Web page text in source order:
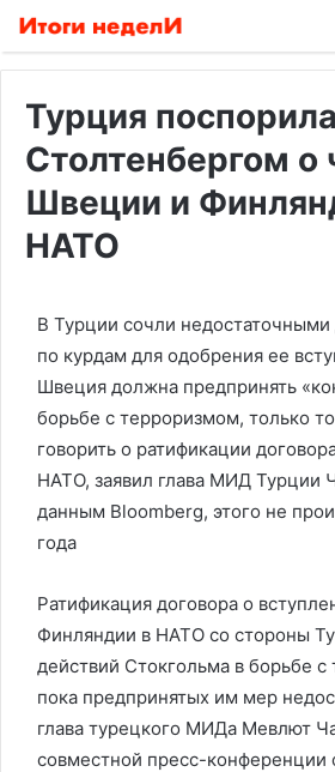
Турция
Столтенбергом о
Швеции и
НАТО
В Турции сочли
по курдам для одобрения ее
Швеция должна предпринять
борьбе с терроризмом, только
говорить о ратификации
НАТО, заявил глава МИД Турции
данным Bloomberg, этого не
года
Ратификация договора о
Финляндии в НАТО со стороны
действий Стокгольма в борьбе
пока предпринятых им мер
глава турецкого МИДа Мевлют
совместной пресс-конференции